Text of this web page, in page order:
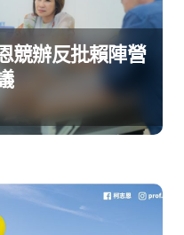
競辦反批賴陣營